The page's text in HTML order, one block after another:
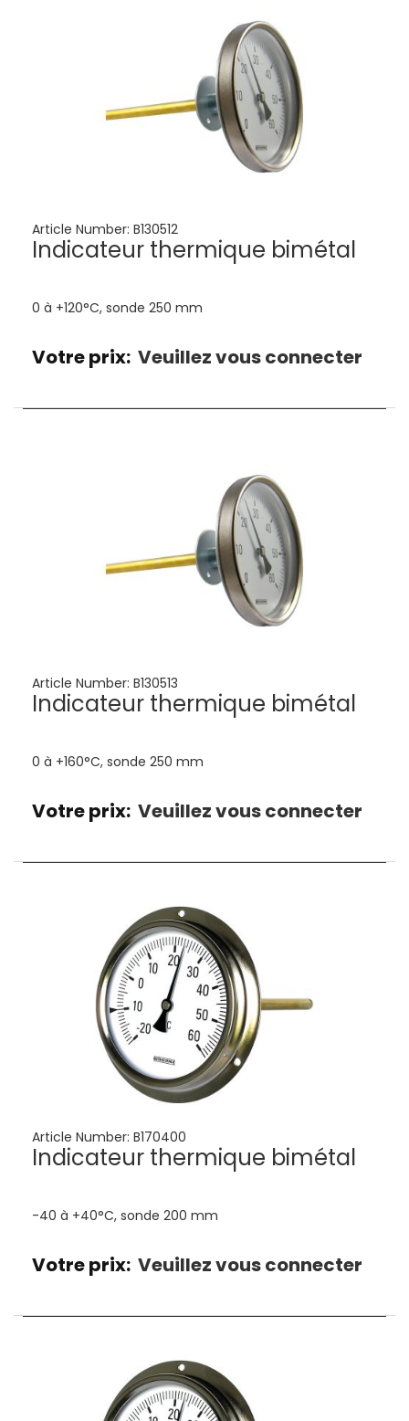
Article Number: B130512
Indicateur thermique bimétal
0 à +120°C, sonde 250 mm
Votre prix: Veuillez vous connecter
Article Number: B130513
Indicateur thermique bimétal
0 à +160°C, sonde 250 mm
Votre prix: Veuillez vous connecter
Article Number: B170400
Indicateur thermique bimétal
-40 à +40°C, sonde 200 mm
Votre prix: Veuillez vous connecter